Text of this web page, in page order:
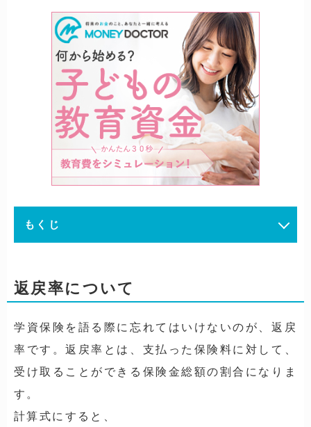
もくじ
返戻率について
学資保険を語る際に忘れてはいけないのが、返戻
率です。返戻率とは、支払った保険料に対して、
受け取ることができる保険金総額の割合になりま
す。
計算式にすると、